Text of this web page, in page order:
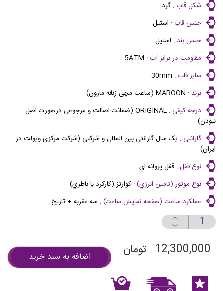
شکل قاب :گرد
جنس قاب : استیل
جنس بند : استیل
مقاومت در برابر آب : 5ATM
سایز قاب : 30mm
برند : MAROON (ساعت مچی زنانه مارون)
درجه کیفی :
ORIGINAL (ضمانت اصالت و مرجوعی درصورت اصل
نبودن)
گارانتی : یک سال گارانتی بین المللی و شرکتی (شرکت مرکزی ویولت در
ایران)
نوع قفل : قفل پروانه اي
نوع موتور (تامين انرژي) : كوارتز (كاركرد با باطري)
عملكرد ساعت (صفحه نمايش ساعت) : سه عقربه + تاريخ
12,300,000 تومان اضافه به سبد خرید